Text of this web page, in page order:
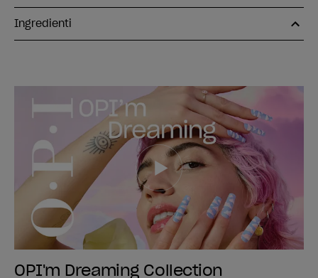
Ingredienti
OPI'm Dreaming Collection